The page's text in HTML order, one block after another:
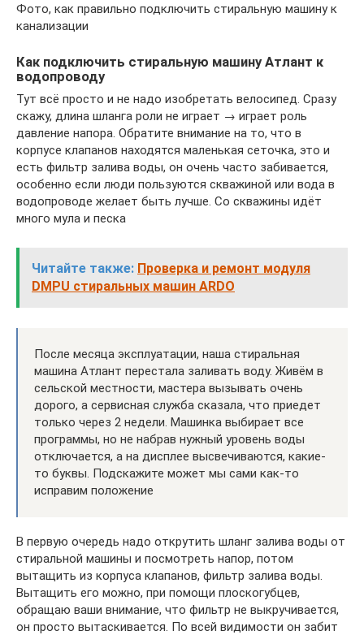
Фото, как правильно подключить стиральную машину к
канализации
Как подключить стиральную машину Атлант к
водопроводу
Тут всё просто и не надо изобретать велосипед. Сразу
скажу, длина шланга роли не играет → играет роль
давление напора. Обратите внимание на то, что в
корпусе клапанов находятся маленькая сеточка, это и
есть фильтр залива воды, он очень часто забивается,
особенно если люди пользуются скважиной или вода в
водопроводе желает быть лучше. Со скважины идёт
много мула и песка
Читайте также: Проверка и ремонт модуля
DMPU стиральных машин ARDO
После месяца эксплуатации, наша стиральная
машина Атлант перестала заливать воду. Живём в
сельской местности, мастера вызывать очень
дорого, а сервисная служба сказала, что приедет
только через 2 недели. Машинка выбирает все
программы, но не набрав нужный уровень воды
отключается, а на дисплее высвечиваются, какие-
то буквы. Подскажите может мы сами как-то
исправим положение
В первую очередь надо открутить шланг залива воды от
стиральной машины и посмотреть напор, потом
вытащить из корпуса клапанов, фильтр залива воды.
Вытащить его можно, при помощи плоскогубцев,
обращаю ваши внимание, что фильтр не выкручивается,
он просто вытаскивается. По всей видимости он забит